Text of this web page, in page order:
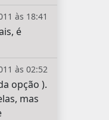
às 18:41
é
às 02:52
opção ).
mas